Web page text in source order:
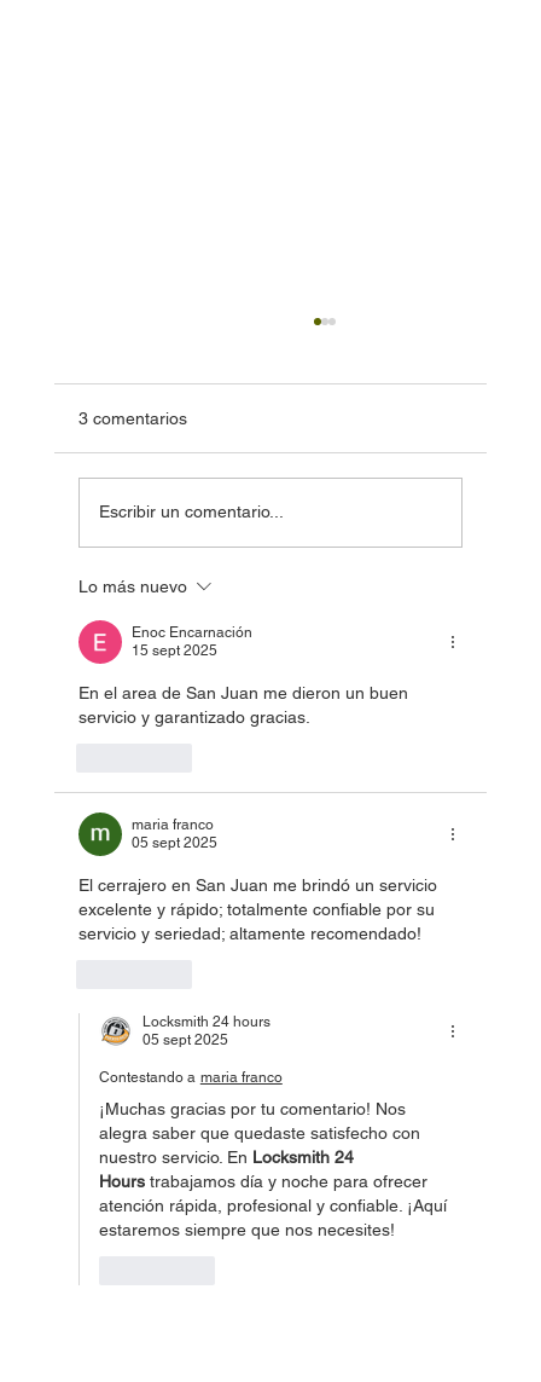
seguridad en tu hogar, en Locksmith te
orientarán
3 comentarios
Escribir un comentario...
Lo más nuevo
Enoc Encarnación
15 sept 2025
En el area de San Juan me dieron un buen
servicio y garantizado gracias.
maria franco
05 sept 2025
El cerrajero en San Juan me brindó un servicio
excelente y rápido; totalmente confiable por su
servicio y seriedad; altamente recomendado!
Locksmith 24 hours
05 sept 2025
Contestando a maria franco
¡Muchas gracias por tu comentario! Nos
alegra saber que quedaste satisfecho con
nuestro servicio. En Locksmith 24
Hours trabajamos día y noche para ofrecer
atención rápida, profesional y confiable. ¡Aquí
estaremos siempre que nos necesites!